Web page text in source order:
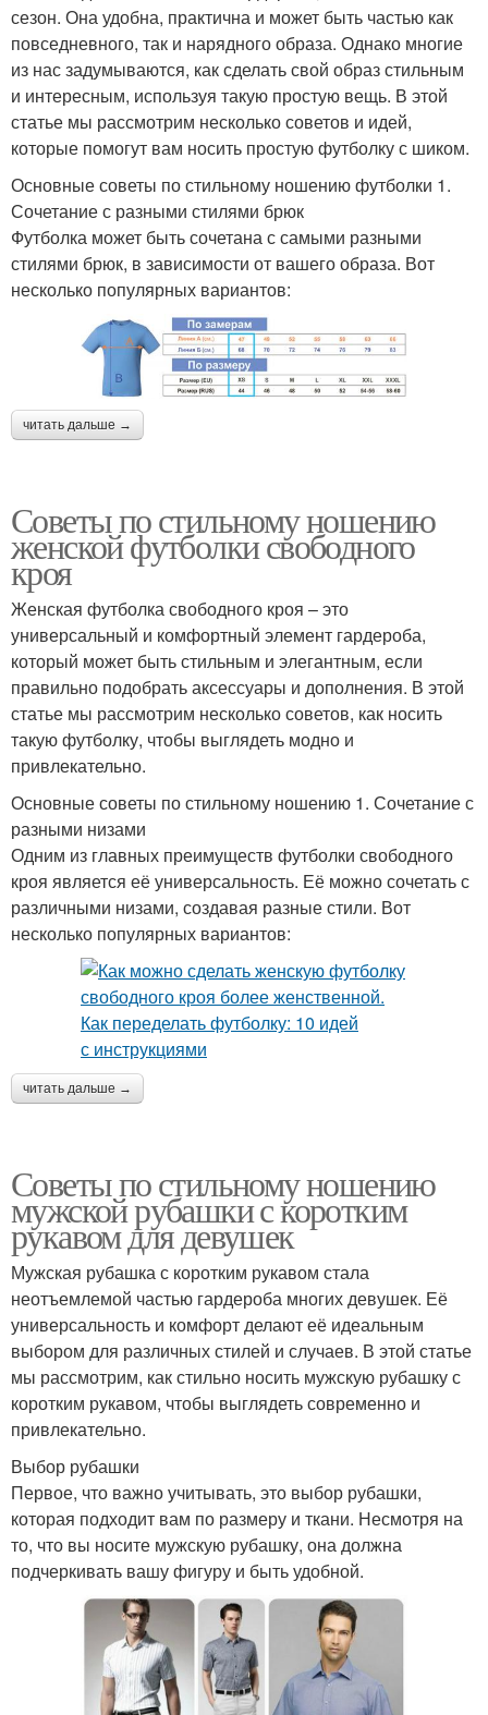
сезон. Она удобна, практична и может быть частью как
повседневного, так и нарядного образа. Однако многие
из нас задумываются, как сделать свой образ стильным
и интересным, используя такую простую вещь. В этой
статье мы рассмотрим несколько советов и идей,
которые помогут вам носить простую футболку с шиком.
Основные советы по стильному ношению футболки 1.
Сочетание с разными стилями брюк
Футболка может быть сочетана с самыми разными
стилями брюк, в зависимости от вашего образа. Вот
несколько популярных вариантов:
читать дальше →
Советы по стильному ношению
женской футболки свободного
кроя
Женская футболка свободного кроя – это
универсальный и комфортный элемент гардероба,
который может быть стильным и элегантным, если
правильно подобрать аксессуары и дополнения. В этой
статье мы рассмотрим несколько советов, как носить
такую футболку, чтобы выглядеть модно и
привлекательно.
Основные советы по стильному ношению 1. Сочетание с
разными низами
Одним из главных преимуществ футболки свободного
кроя является её универсальность. Её можно сочетать с
различными низами, создавая разные стили. Вот
несколько популярных вариантов:
читать дальше →
Советы по стильному ношению
мужской рубашки с коротким
рукавом для девушек
Мужская рубашка с коротким рукавом стала
неотъемлемой частью гардероба многих девушек. Её
универсальность и комфорт делают её идеальным
выбором для различных стилей и случаев. В этой статье
мы рассмотрим, как стильно носить мужскую рубашку с
коротким рукавом, чтобы выглядеть современно и
привлекательно.
Выбор рубашки
Первое, что важно учитывать, это выбор рубашки,
которая подходит вам по размеру и ткани. Несмотря на
то, что вы носите мужскую рубашку, она должна
подчеркивать вашу фигуру и быть удобной.